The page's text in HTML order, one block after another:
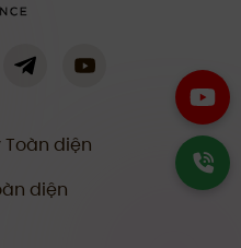
Toàn diện
diện